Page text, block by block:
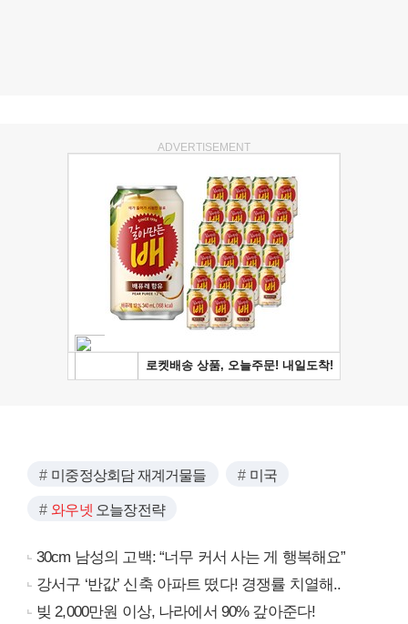
ADVERTISEMENT
미중정상회담 재계거물들 미국
와우넷 오늘장전략
30cm 남성의 고백: “너무 커서 사는 게 행복해요”
강서구 ‘반값’ 신축 아파트 떴다! 경쟁률 치열해..
빚 2,000만원 이상, 나라에서 90% 갚아준다!